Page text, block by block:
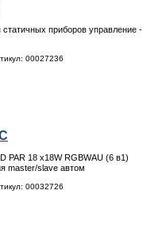
приборов управление -
00027236
PAR 18 х18W RGBWAU (6 в1)
master/slave автом
00032726